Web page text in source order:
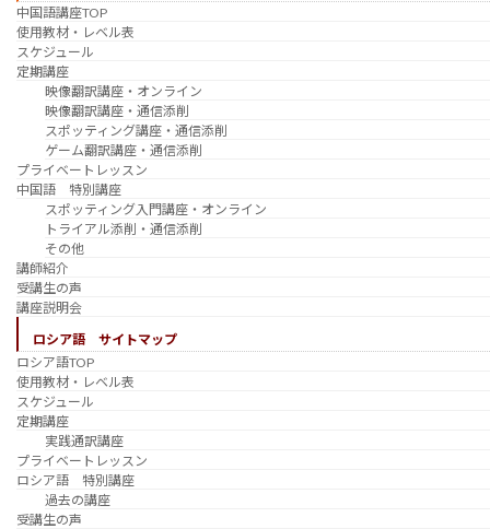
中国語講座TOP
使用教材・レベル表
スケジュール
定期講座
映像翻訳講座・オンライン
映像翻訳講座・通信添削
スポッティング講座・通信添削
ゲーム翻訳講座・通信添削
プライベートレッスン
中国語 特別講座
スポッティング入門講座・オンライン
トライアル添削・通信添削
その他
講師紹介
受講生の声
講座説明会
ロシア語 サイトマップ
ロシア語TOP
使用教材・レベル表
スケジュール
定期講座
実践通訳講座
プライベートレッスン
ロシア語 特別講座
過去の講座
受講生の声